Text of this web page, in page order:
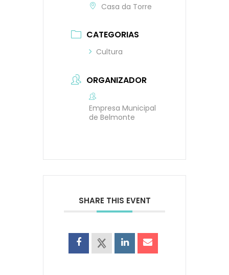
Casa da Torre
CATEGORIAS
Cultura
ORGANIZADOR
Empresa Municipal
de Belmonte
SHARE THIS EVENT